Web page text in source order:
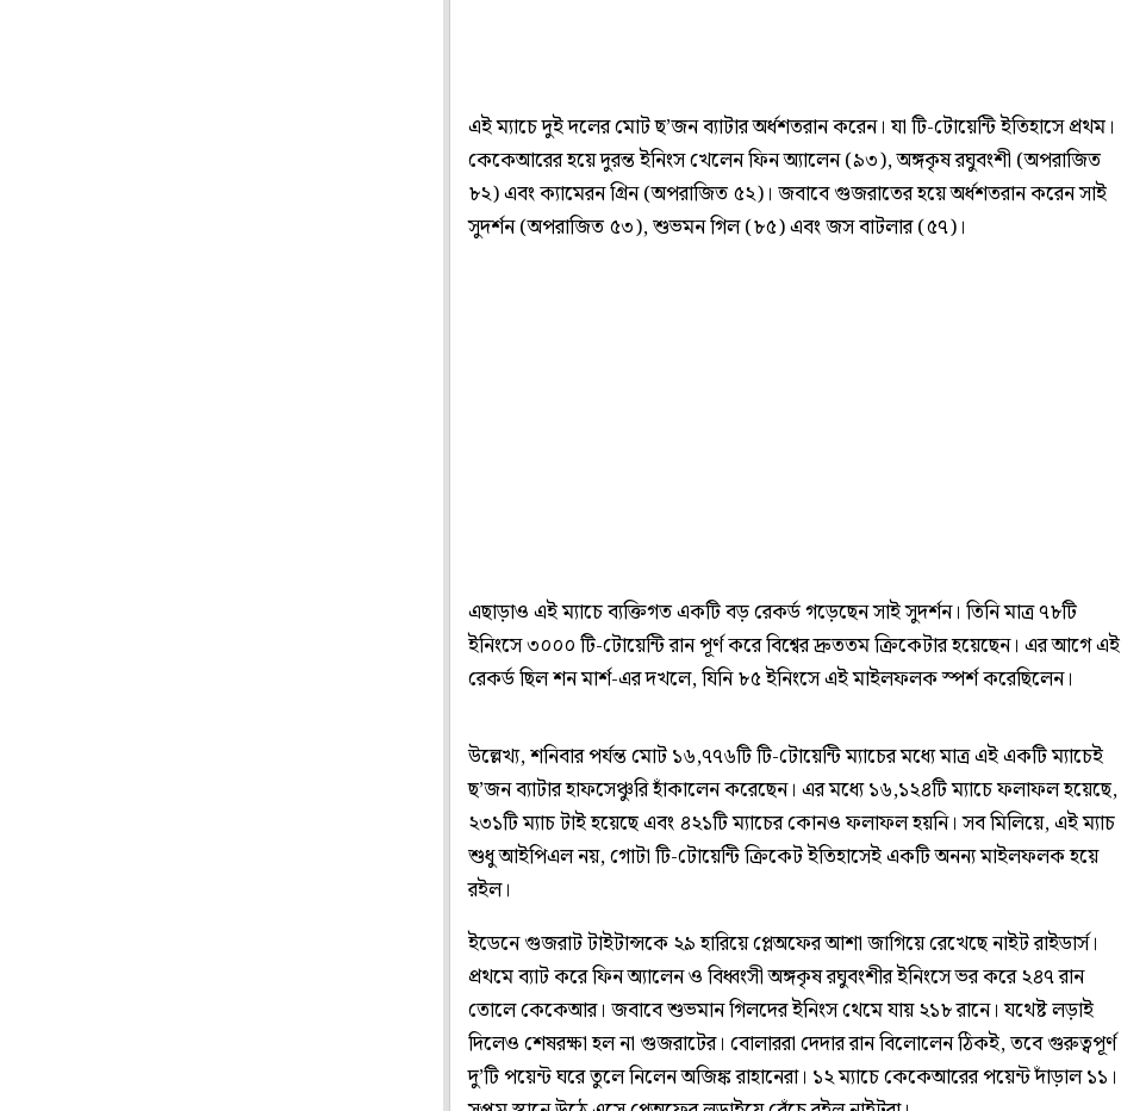
এই ম্যাচে দুই দলের মোট ছ’জন ব্যাটার অর্ধশতরান করেন। যা টি-টোয়েন্টি ইতিহাসে প্রথম।
কেকেআরের হয়ে দুরন্ত ইনিংস খেলেন ফিন অ্যালেন (৯৩), অঙ্গকৃষ রঘুবংশী (অপরাজিত
৮২) এবং ক্যামেরন গ্রিন (অপরাজিত ৫২)। জবাবে গুজরাতের হয়ে অর্ধশতরান করেন সাই
সুদর্শন (অপরাজিত ৫৩), শুভমন গিল (৮৫) এবং জস বাটলার (৫৭)।
এছাড়াও এই ম্যাচে ব্যক্তিগত একটি বড় রেকর্ড গড়েছেন সাই সুদর্শন। তিনি মাত্র ৭৮টি
ইনিংসে ৩০০০ টি-টোয়েন্টি রান পূর্ণ করে বিশ্বের দ্রুততম ক্রিকেটার হয়েছেন। এর আগে এই
রেকর্ড ছিল শন মার্শ-এর দখলে, যিনি ৮৫ ইনিংসে এই মাইলফলক স্পর্শ করেছিলেন।
উল্লেখ্য, শনিবার পর্যন্ত মোট ১৬,৭৭৬টি টি-টোয়েন্টি ম্যাচের মধ্যে মাত্র এই একটি ম্যাচেই
ছ’জন ব্যাটার হাফসেঞ্চুরি হাঁকালেন করেছেন। এর মধ্যে ১৬,১২৪টি ম্যাচে ফলাফল হয়েছে,
২৩১টি ম্যাচ টাই হয়েছে এবং ৪২১টি ম্যাচের কোনও ফলাফল হয়নি। সব মিলিয়ে, এই ম্যাচ
শুধু আইপিএল নয়, গোটা টি-টোয়েন্টি ক্রিকেট ইতিহাসেই একটি অনন্য মাইলফলক হয়ে
রইল।
ইডেনে গুজরাট টাইটান্সকে ২৯ হারিয়ে প্লেঅফের আশা জাগিয়ে রেখেছে নাইট রাইডার্স।
প্রথমে ব্যাট করে ফিন অ্যালেন ও বিধ্বংসী অঙ্গকৃষ রঘুবংশীর ইনিংসে ভর করে ২৪৭ রান
তোলে কেকেআর। জবাবে শুভমান গিলদের ইনিংস থেমে যায় ২১৮ রানে। যথেষ্ট লড়াই
দিলেও শেষরক্ষা হল না গুজরাটের। বোলাররা দেদার রান বিলোলেন ঠিকই, তবে গুরুত্বপূর্ণ
দু’টি পয়েন্ট ঘরে তুলে নিলেন অজিঙ্ক রাহানেরা। ১২ ম্যাচে কেকেআরের পয়েন্ট দাঁড়াল ১১।